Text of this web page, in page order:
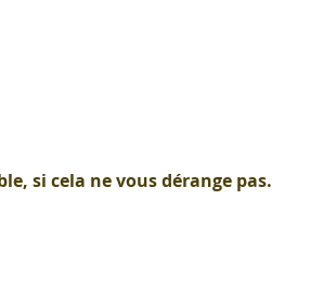
si cela ne vous dérange pas.